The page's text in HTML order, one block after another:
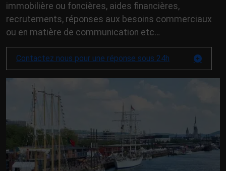
immobilière ou foncières, aides financières,
recrutements, réponses aux besoins commerciaux
ou en matière de communication etc…
Contactez nous pour une réponse sous 24h